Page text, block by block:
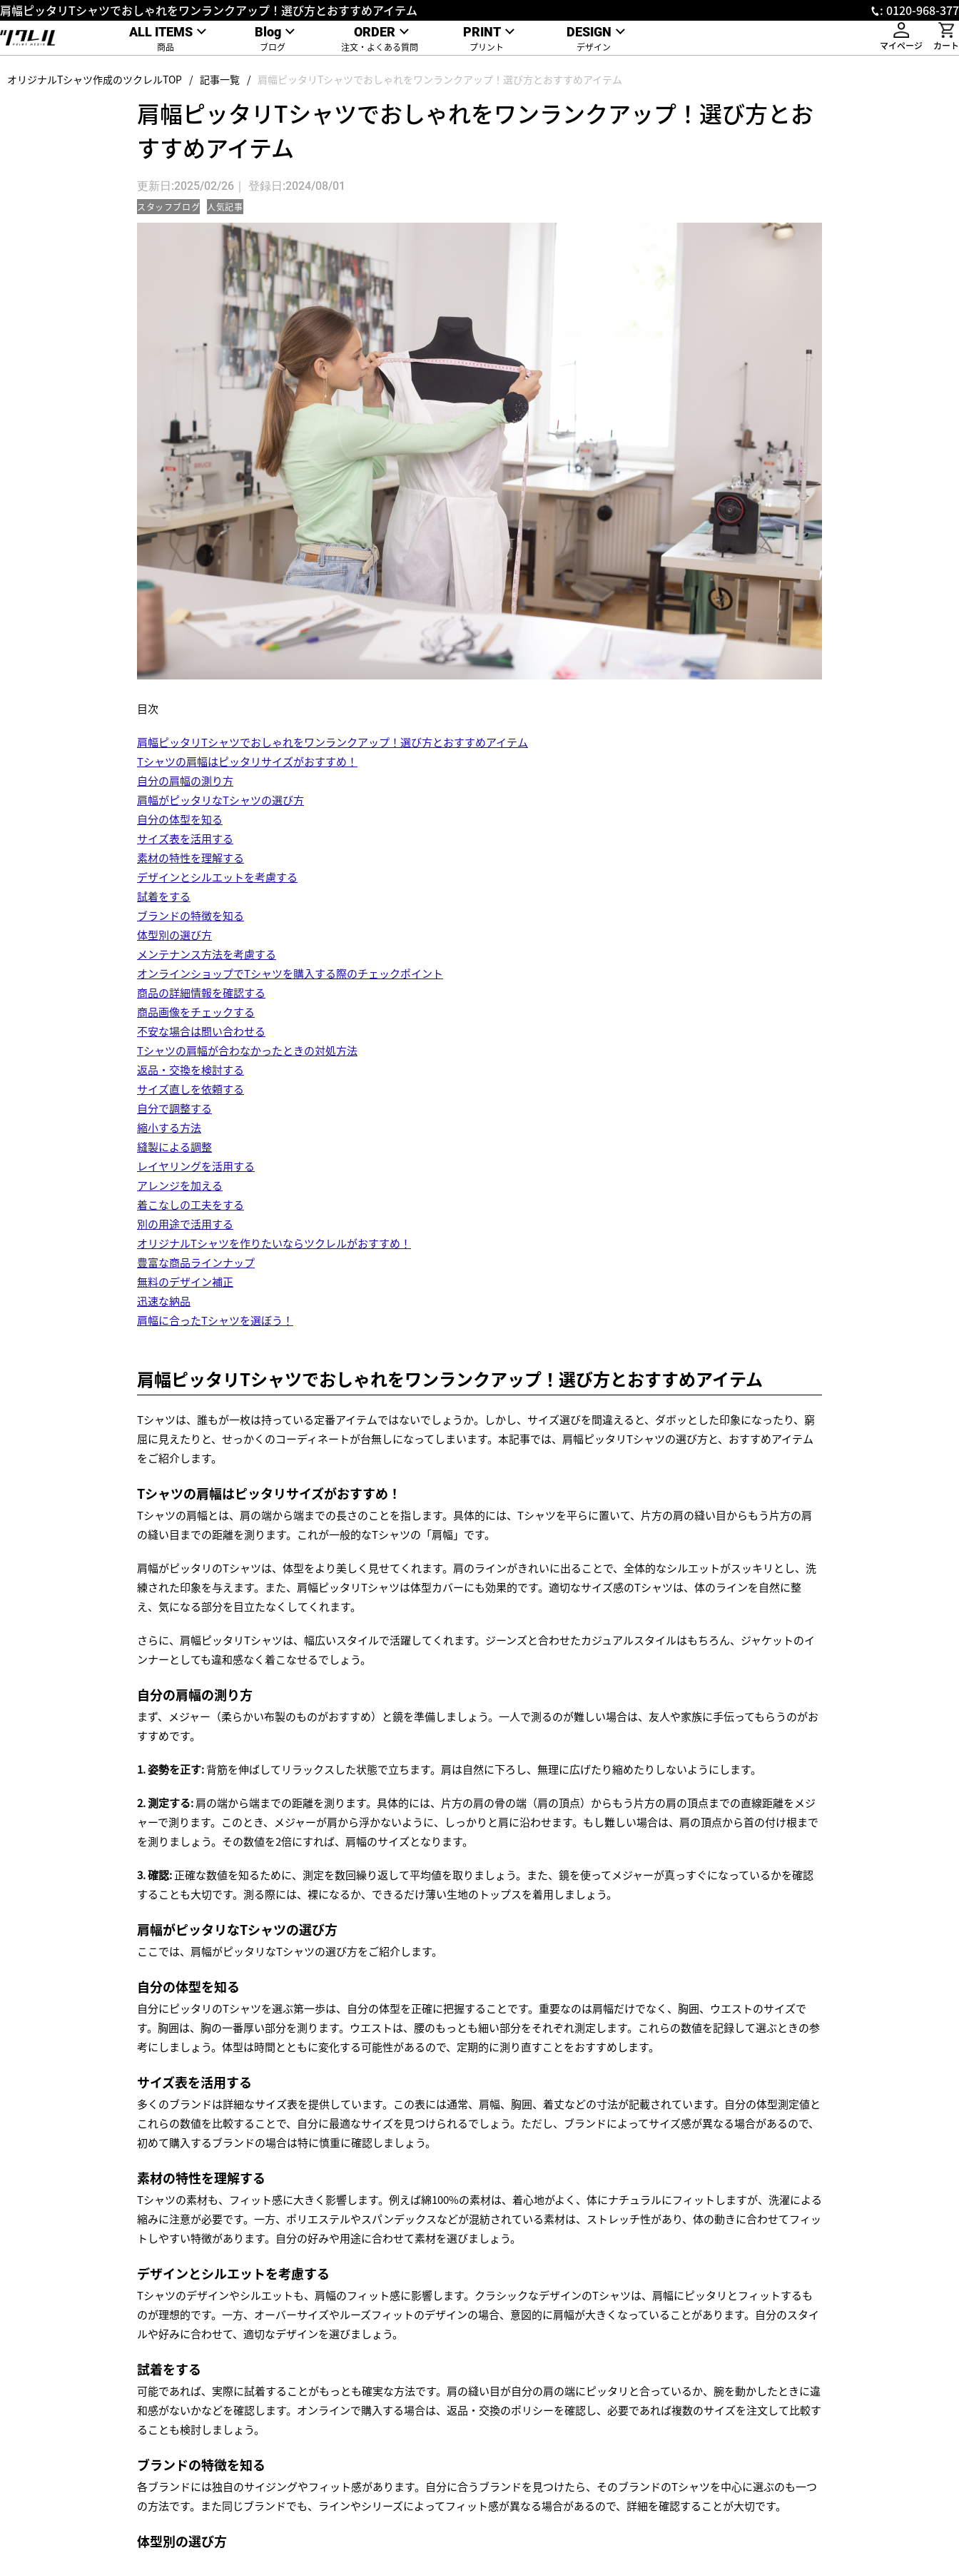
肩幅ピッタリTシャツでおしゃれをワンランクアップ！選び方とおすすめアイテム : 0120-968-377
ALL ITEMS
商品
Blog
ブログ
ORDER
注文・よくある質問
PRINT
プリント
DESIGN
デザイン マイページ カート
オリジナルTシャツ作成のツクレルTOP 記事一覧 肩幅ピッタリTシャツでおしゃれをワンランクアップ！選び方とおすすめアイテム
肩幅ピッタリTシャツでおしゃれをワンランクアップ！選び方とお
すすめアイテム
更新日:2025/02/26｜ 登録日:2024/08/01
スタッフブログ 人気記事
目次
肩幅ピッタリTシャツでおしゃれをワンランクアップ！選び方とおすすめアイテム
Tシャツの肩幅はピッタリサイズがおすすめ！
自分の肩幅の測り方
肩幅がピッタリなTシャツの選び方
自分の体型を知る
サイズ表を活用する
素材の特性を理解する
デザインとシルエットを考慮する
試着をする
ブランドの特徴を知る
体型別の選び方
メンテナンス方法を考慮する
オンラインショップでTシャツを購入する際のチェックポイント
商品の詳細情報を確認する
商品画像をチェックする
不安な場合は問い合わせる
Tシャツの肩幅が合わなかったときの対処方法
返品・交換を検討する
サイズ直しを依頼する
自分で調整する
縮小する方法
縫製による調整
レイヤリングを活用する
アレンジを加える
着こなしの工夫をする
別の用途で活用する
オリジナルTシャツを作りたいならツクレルがおすすめ！
豊富な商品ラインナップ
無料のデザイン補正
迅速な納品
肩幅に合ったTシャツを選ぼう！
肩幅ピッタリTシャツでおしゃれをワンランクアップ！選び方とおすすめアイテム
Tシャツは、誰もが一枚は持っている定番アイテムではないでしょうか。しかし、サイズ選びを間違えると、ダボッとした印象になったり、窮
屈に見えたりと、せっかくのコーディネートが台無しになってしまいます。本記事では、肩幅ピッタリTシャツの選び方と、おすすめアイテム
をご紹介します。
Tシャツの肩幅はピッタリサイズがおすすめ！
Tシャツの肩幅とは、肩の端から端までの長さのことを指します。具体的には、Tシャツを平らに置いて、片方の肩の縫い目からもう片方の肩
の縫い目までの距離を測ります。これが一般的なTシャツの「肩幅」です。
肩幅がピッタリのTシャツは、体型をより美しく見せてくれます。肩のラインがきれいに出ることで、全体的なシルエットがスッキリとし、洗
練された印象を与えます。また、肩幅ピッタリTシャツは体型カバーにも効果的です。適切なサイズ感のTシャツは、体のラインを自然に整
え、気になる部分を目立たなくしてくれます。
さらに、肩幅ピッタリTシャツは、幅広いスタイルで活躍してくれます。ジーンズと合わせたカジュアルスタイルはもちろん、ジャケットのイ
ンナーとしても違和感なく着こなせるでしょう。
自分の肩幅の測り方
まず、メジャー（柔らかい布製のものがおすすめ）と鏡を準備しましょう。一人で測るのが難しい場合は、友人や家族に手伝ってもらうのがお
すすめです。
1. 姿勢を正す:背筋を伸ばしてリラックスした状態で立ちます。肩は自然に下ろし、無理に広げたり縮めたりしないようにします。
2. 測定する:肩の端から端までの距離を測ります。具体的には、片方の肩の骨の端（肩の頂点）からもう片方の肩の頂点までの直線距離をメジ
ャーで測ります。このとき、メジャーが肩から浮かないように、しっかりと肩に沿わせます。もし難しい場合は、肩の頂点から首の付け根まで
を測りましょう。その数値を2倍にすれば、肩幅のサイズとなります。
3. 確認:正確な数値を知るために、測定を数回繰り返して平均値を取りましょう。また、鏡を使ってメジャーが真っすぐになっているかを確認
することも大切です。測る際には、裸になるか、できるだけ薄い生地のトップスを着用しましょう。
肩幅がピッタリなTシャツの選び方
ここでは、肩幅がピッタリなTシャツの選び方をご紹介します。
自分の体型を知る
自分にピッタリのTシャツを選ぶ第一歩は、自分の体型を正確に把握することです。重要なのは肩幅だけでなく、胸囲、ウエストのサイズで
す。胸囲は、胸の一番厚い部分を測ります。ウエストは、腰のもっとも細い部分をそれぞれ測定します。これらの数値を記録して選ぶときの参
考にしましょう。体型は時間とともに変化する可能性があるので、定期的に測り直すことをおすすめします。
サイズ表を活用する
多くのブランドは詳細なサイズ表を提供しています。この表には通常、肩幅、胸囲、着丈などの寸法が記載されています。自分の体型測定値と
これらの数値を比較することで、自分に最適なサイズを見つけられるでしょう。ただし、ブランドによってサイズ感が異なる場合があるので、
初めて購入するブランドの場合は特に慎重に確認しましょう。
素材の特性を理解する
Tシャツの素材も、フィット感に大きく影響します。例えば綿100%の素材は、着心地がよく、体にナチュラルにフィットしますが、洗濯による
縮みに注意が必要です。一方、ポリエステルやスパンデックスなどが混紡されている素材は、ストレッチ性があり、体の動きに合わせてフィッ
トしやすい特徴があります。自分の好みや用途に合わせて素材を選びましょう。
デザインとシルエットを考慮する
Tシャツのデザインやシルエットも、肩幅のフィット感に影響します。クラシックなデザインのTシャツは、肩幅にピッタリとフィットするも
のが理想的です。一方、オーバーサイズやルーズフィットのデザインの場合、意図的に肩幅が大きくなっていることがあります。自分のスタイ
ルや好みに合わせて、適切なデザインを選びましょう。
試着をする
可能であれば、実際に試着することがもっとも確実な方法です。肩の縫い目が自分の肩の端にピッタリと合っているか、腕を動かしたときに違
和感がないかなどを確認します。オンラインで購入する場合は、返品・交換のポリシーを確認し、必要であれば複数のサイズを注文して比較す
ることも検討しましょう。
ブランドの特徴を知る
各ブランドには独自のサイジングやフィット感があります。自分に合うブランドを見つけたら、そのブランドのTシャツを中心に選ぶのも一つ
の方法です。また同じブランドでも、ラインやシリーズによってフィット感が異なる場合があるので、詳細を確認することが大切です。
体型別の選び方